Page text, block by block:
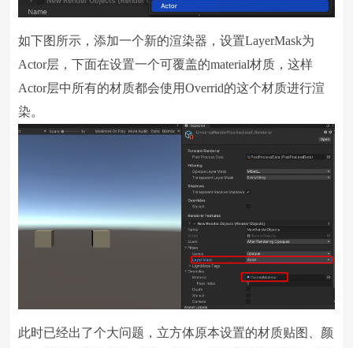
如下图所示，添加一个新的渲染器，设置LayerMask为
Actor层，下面在设置一个可覆盖的material材质，这样
Actor层中所有的材质都会使用Overrid的这个材质进行渲
染。
此时已经出了个大问题，立方体原本设置的材质贴图、颜